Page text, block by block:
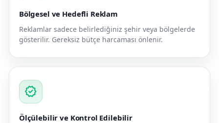
Bölgesel ve Hedefli Reklam
Reklamlar sadece belirlediğiniz şehir veya bölgelerde
gösterilir. Gereksiz bütçe harcaması önlenir.
verified
Ölçülebilir ve Kontrol Edilebilir